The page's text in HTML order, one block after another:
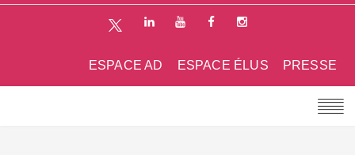
PRESSE
ESPACE ÉLUS
ESPACE AD